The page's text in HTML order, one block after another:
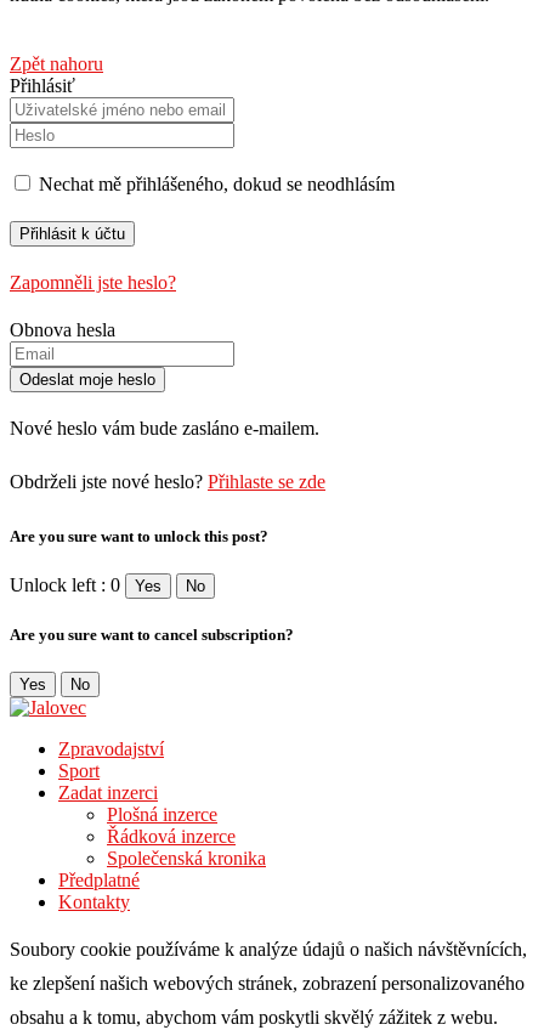
Zpět nahoru
Přihlásiť
Nechat mě přihlášeného, ​​dokud se neodhlásím
Zapomněli jste heslo?
Obnova hesla
Nové heslo vám bude zasláno e-mailem.
Obdrželi jste nové heslo? Přihlaste se zde
Are you sure want to unlock this post?
Unlock left : 0 Yes No
Are you sure want to cancel subscription?
Yes No
Zpravodajství
Sport
Zadat inzerci
Plošná inzerce
Řádková inzerce
Společenská kronika
Předplatné
Kontakty
Soubory cookie používáme k analýze údajů o našich návštěvnících,
ke zlepšení našich webových stránek, zobrazení personalizovaného
obsahu a k tomu, abychom vám poskytli skvělý zážitek z webu.